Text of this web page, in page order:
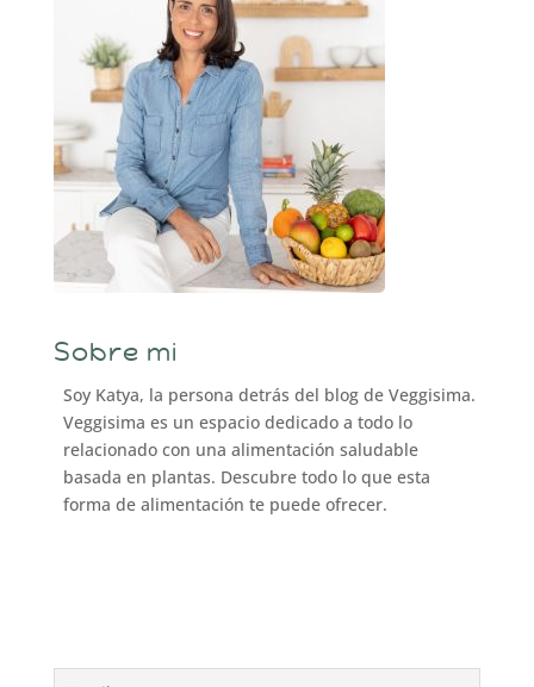
Sobre mi
Soy Katya, la persona detrás del blog de Veggisima.
Veggisima es un espacio dedicado a todo lo
relacionado con una alimentación saludable
basada en plantas. Descubre todo lo que esta
forma de alimentación te puede ofrecer.